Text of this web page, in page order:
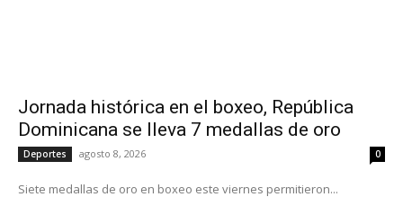
Jornada histórica en el boxeo, República
Dominicana se lleva 7 medallas de oro
Deportes agosto 8, 2026 0
Siete medallas de oro en boxeo este viernes permitieron...